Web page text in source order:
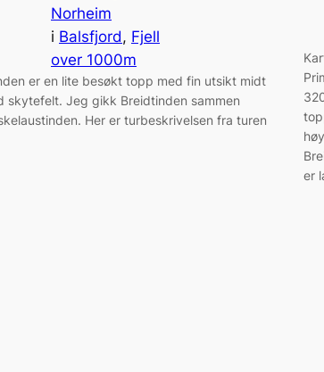
Norheim
i Balsfjord, Fjell
over 1000m
er en lite besøkt topp med fin utsikt midt
skytefelt. Jeg gikk Breidtinden sammen
Her er turbeskrivelsen fra turen
er